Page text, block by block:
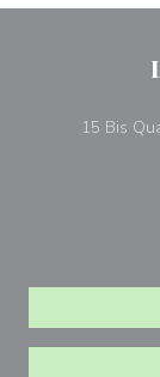
15 Bis